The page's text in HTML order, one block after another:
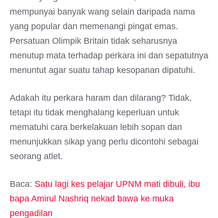
mempunyai banyak wang selain daripada nama
yang popular dan memenangi pingat emas.
Persatuan Olimpik Britain tidak seharusnya
menutup mata terhadap perkara ini dan sepatutnya
menuntut agar suatu tahap kesopanan dipatuhi.
Adakah itu perkara haram dan dilarang? Tidak,
tetapi itu tidak menghalang keperluan untuk
mematuhi cara berkelakuan lebih sopan dan
menunjukkan sikap yang perlu dicontohi sebagai
seorang atlet.
Baca: Satu lagi kes pelajar UPNM mati dibuli, ibu
bapa Amirul Nashriq nekad bawa ke muka
pengadilan